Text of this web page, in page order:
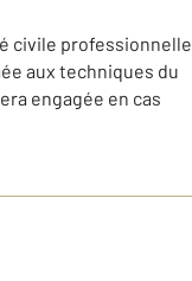
civile professionnelle
aux techniques du
engagée en cas